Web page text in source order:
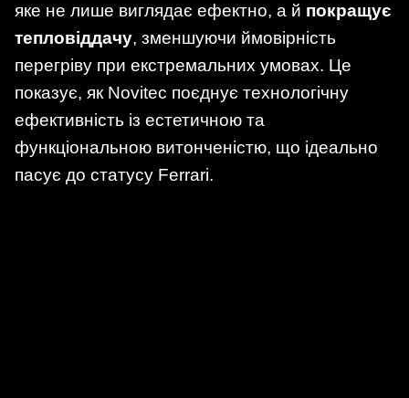
яке не лише виглядає ефектно, а й покращує
тепловіддачу, зменшуючи ймовірність
перегріву при екстремальних умовах. Це
показує, як Novitec поєднує технологічну
ефективність із естетичною та
функціональною витонченістю, що ідеально
пасує до статусу Ferrari.